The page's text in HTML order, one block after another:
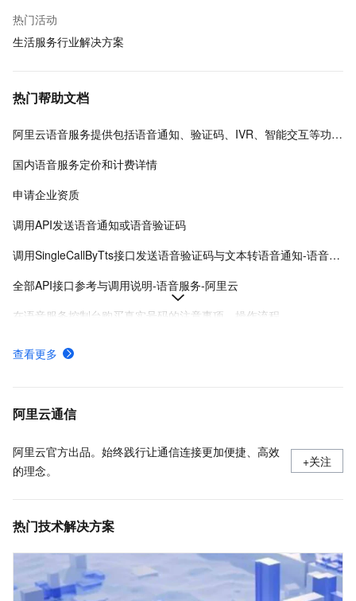
热门活动
生活服务行业解决方案
热门帮助文档
阿里云语音服务提供包括语音通知、验证码、IVR、智能交互等功能。
国内语音服务定价和计费详情
申请企业资质
调用API发送语音通知或语音验证码
调用SingleCallByTts接口发送语音验证码与文本转语音通知-语音服务-阿里云
全部API接口参考与调用说明-语音服务-阿里云
在语音服务控制台购买真实号码的注意事项、操作流程。
语音IVR通过API实现交互式语音通话，用户按键反馈意图。
查看更多
阿里云通信
阿里云官方出品。始终践行让通信连接更加便捷、高效
的理念。
+关注
热门技术解决方案